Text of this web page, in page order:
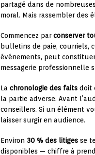
partagé dans de
moral. Mais rassembler des
Commencez parconserver
bulletins de paie, courriels,
événements, peut
messagerie professionnelle
La chronologie des faits doit
la partie adverse. Avant
conseillers. Si un élément
laisser surgir en audience.
Environ 30 % des litiges se
disponibles — chiffre à